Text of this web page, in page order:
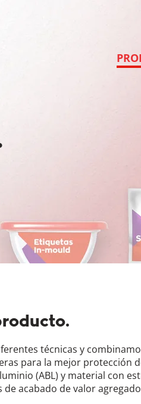
técnicas y
para la mejor protección
(ABL) y material con
de acabado de valor